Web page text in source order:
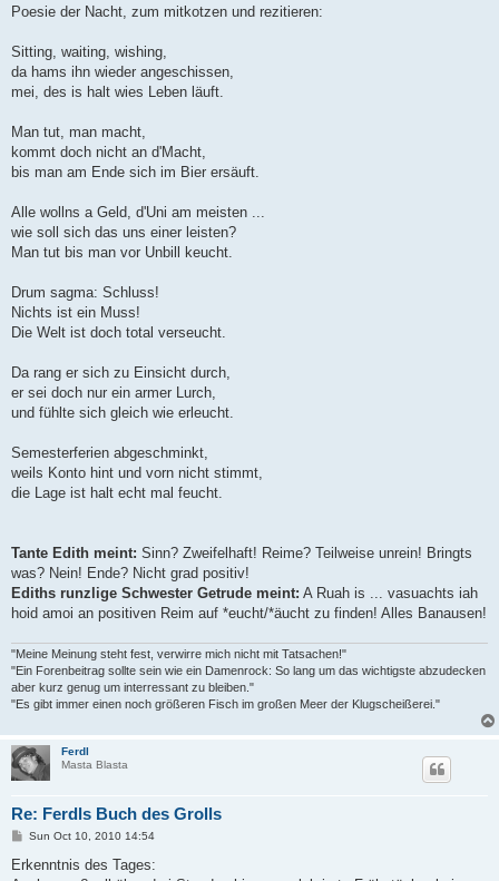
s
Poesie der Nacht, zum mitkotzen und rezitieren:
Sitting, waiting, wishing,
da hams ihn wieder angeschissen,
mei, des is halt wies Leben läuft.
Man tut, man macht,
kommt doch nicht an d'Macht,
bis man am Ende sich im Bier ersäuft.
Alle wollns a Geld, d'Uni am meisten ...
wie soll sich das uns einer leisten?
Man tut bis man vor Unbill keucht.
Drum sagma: Schluss!
Nichts ist ein Muss!
Die Welt ist doch total verseucht.
Da rang er sich zu Einsicht durch,
er sei doch nur ein armer Lurch,
und fühlte sich gleich wie erleucht.
Semesterferien abgeschminkt,
weils Konto hint und vorn nicht stimmt,
die Lage ist halt echt mal feucht.
Tante Edith meint: Sinn? Zweifelhaft! Reime? Teilweise unrein! Bringts
was? Nein! Ende? Nicht grad positiv!
Ediths runzlige Schwester Getrude meint: A Ruah is ... vasuachts iah
hoid amoi an positiven Reim auf *eucht/*äucht zu finden! Alles Banausen!
"Meine Meinung steht fest, verwirre mich nicht mit Tatsachen!"
"Ein Forenbeitrag sollte sein wie ein Damenrock: So lang um das wichtigste abzudecken
aber kurz genug um interressant zu bleiben."
"Es gibt immer einen noch größeren Fisch im großen Meer der Klugscheißerei."
Ferdl
Masta Blasta
Re: Ferdls Buch des Grolls
P
s
Sun Oct 10, 2010 14:54
Erkenntnis des Tages: